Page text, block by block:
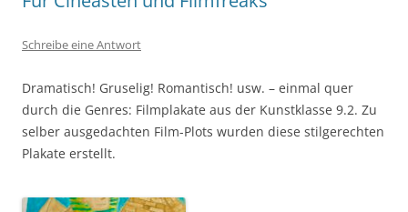
Schreibe eine Antwort
Dramatisch! Gruselig! Romantisch! usw. – einmal quer
durch die Genres: Filmplakate aus der Kunstklasse 9.2. Zu
selber ausgedachten Film-Plots wurden diese stilgerechten
Plakate erstellt.